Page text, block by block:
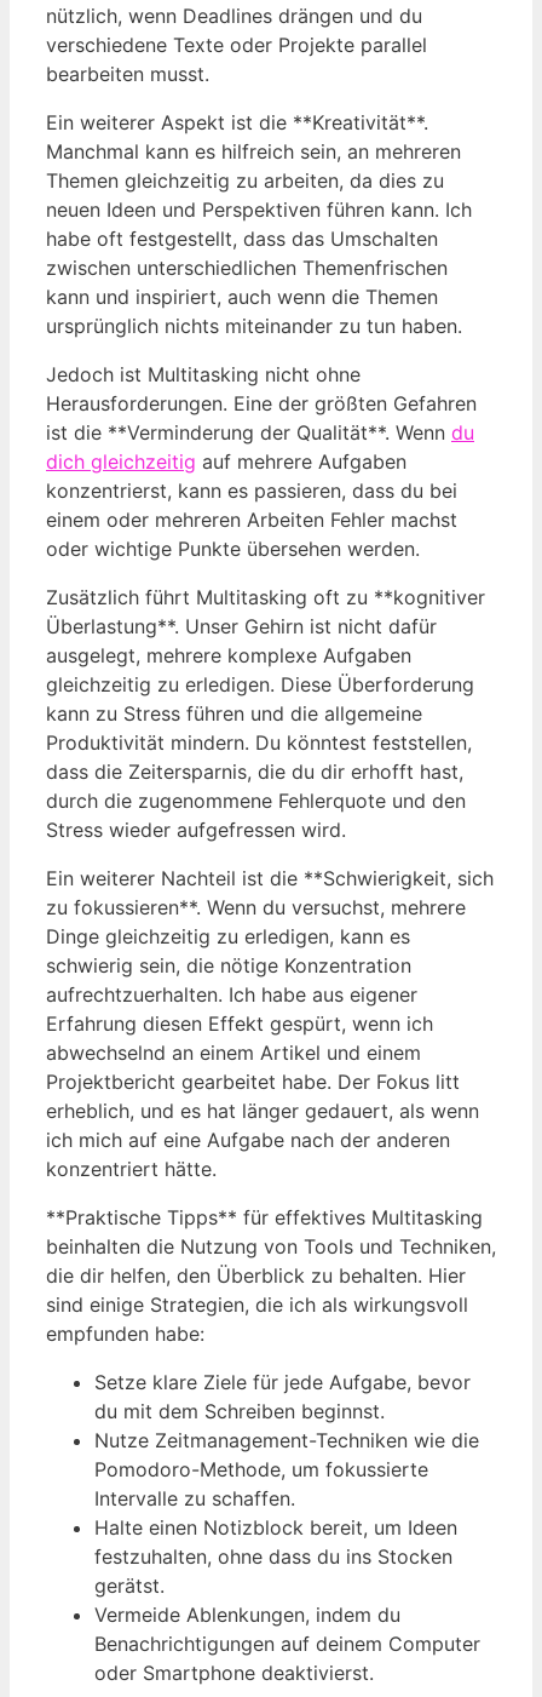
nützlich, wenn Deadlines drängen und du
verschiedene Texte oder Projekte parallel
bearbeiten musst.
Ein weiterer Aspekt ist die **Kreativität**.
Manchmal kann es hilfreich sein, an mehreren
Themen gleichzeitig zu arbeiten, da dies zu
neuen Ideen und Perspektiven führen kann. Ich
habe oft festgestellt, dass das Umschalten
zwischen unterschiedlichen Themenfrischen
kann und inspiriert, auch wenn die Themen
ursprünglich nichts miteinander zu tun haben.
Jedoch ist Multitasking nicht ohne
Herausforderungen. Eine der größten Gefahren
ist die **Verminderung der Qualität**. Wenn du
dich gleichzeitig auf mehrere Aufgaben
konzentrierst, kann es passieren, dass du bei
einem oder mehreren Arbeiten Fehler machst
oder wichtige Punkte übersehen werden.
Zusätzlich führt Multitasking oft zu **kognitiver
Überlastung**. Unser Gehirn ist nicht dafür
ausgelegt, mehrere komplexe Aufgaben
gleichzeitig zu erledigen. Diese Überforderung
kann zu Stress führen und die allgemeine
Produktivität mindern. Du könntest feststellen,
dass die Zeitersparnis, die du dir erhofft hast,
durch die zugenommene Fehlerquote und den
Stress wieder aufgefressen wird.
Ein weiterer Nachteil ist die **Schwierigkeit, sich
zu fokussieren**. Wenn du versuchst, mehrere
Dinge gleichzeitig zu erledigen, kann es
schwierig sein, die nötige Konzentration
aufrechtzuerhalten. Ich habe aus eigener
Erfahrung diesen Effekt gespürt, wenn ich
abwechselnd an einem Artikel und einem
Projektbericht gearbeitet habe. Der Fokus litt
erheblich, und es hat länger gedauert, als wenn
ich mich auf eine Aufgabe nach der anderen
konzentriert hätte.
**Praktische Tipps** für effektives Multitasking
beinhalten die Nutzung von Tools und Techniken,
die dir helfen, den Überblick zu behalten. Hier
sind einige Strategien, die ich als wirkungsvoll
empfunden habe:
Setze klare Ziele für jede Aufgabe, bevor
du mit dem Schreiben beginnst.
Nutze Zeitmanagement-Techniken wie die
Pomodoro-Methode, um fokussierte
Intervalle zu schaffen.
Halte einen Notizblock bereit, um Ideen
festzuhalten, ohne dass du ins Stocken
gerätst.
Vermeide Ablenkungen, indem du
Benachrichtigungen auf deinem Computer
oder Smartphone deaktivierst.